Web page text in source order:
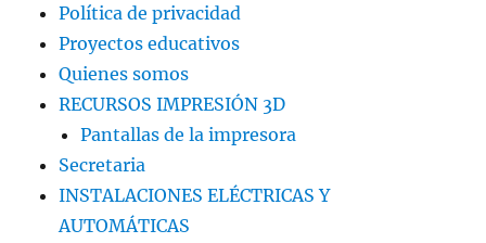
Política de privacidad
Proyectos educativos
Quienes somos
RECURSOS IMPRESIÓN 3D
Pantallas de la impresora
Secretaria
INSTALACIONES ELÉCTRICAS Y
AUTOMÁTICAS